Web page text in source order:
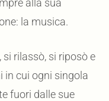
la musica.
rilassò, si riposò e
in cui ogni singola
fuori dalle sue